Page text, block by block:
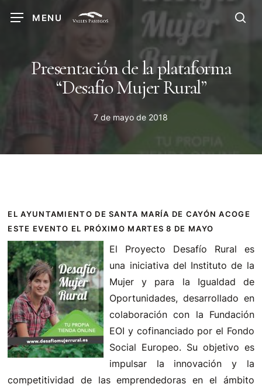
MENU
Presentación de la plataforma
“Desafío Mujer Rural”
7 de mayo de 2018
EL AYUNTAMIENTO DE SANTA MARÍA DE CAYÓN ACOGE
ESTE EVENTO EL PRÓXIMO MARTES 8 DE MAYO
El Proyecto Desafío Rural es
una iniciativa del Instituto de la
Mujer y para la Igualdad de
Oportunidades, desarrollado en
colaboración con la Fundación
EOI y cofinanciado por el Fondo
Social Europeo. Su objetivo es
impulsar la innovación y la
competitividad de las emprendedoras en el ámbito